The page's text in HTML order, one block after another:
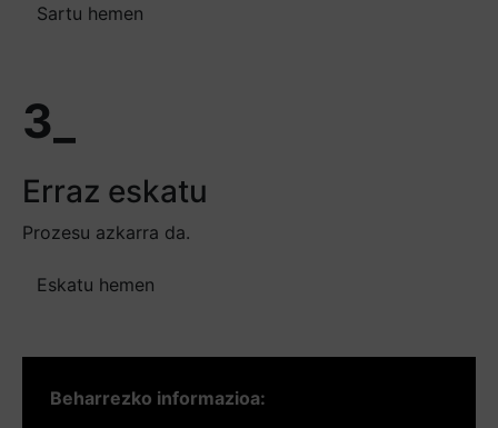
Sartu hemen
3_
Erraz eskatu
Prozesu azkarra da.
Eskatu hemen
Beharrezko informazioa: